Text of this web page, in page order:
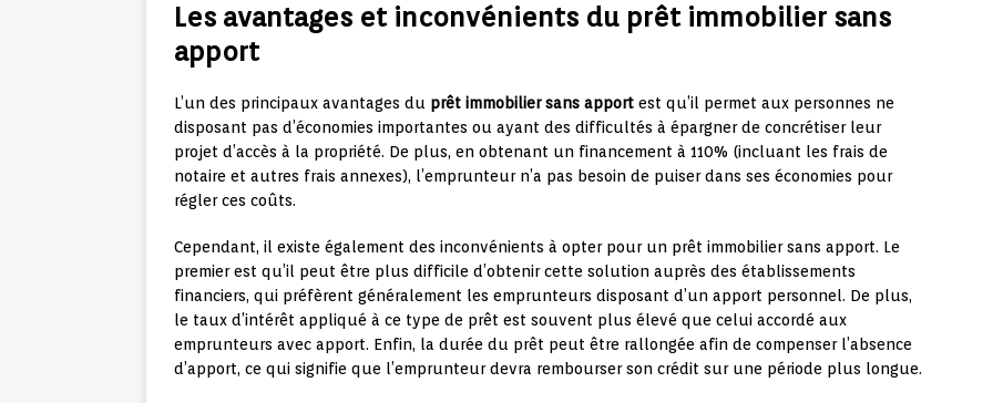
Les avantages et inconvénients du prêt immobilier sans
apport
L’un des principaux avantages du prêt immobilier sans apport est qu’il permet aux personnes ne
disposant pas d’économies importantes ou ayant des difficultés à épargner de concrétiser leur
projet d’accès à la propriété. De plus, en obtenant un financement à 110% (incluant les frais de
notaire et autres frais annexes), l’emprunteur n’a pas besoin de puiser dans ses économies pour
régler ces coûts.
Cependant, il existe également des inconvénients à opter pour un prêt immobilier sans apport. Le
premier est qu’il peut être plus difficile d’obtenir cette solution auprès des établissements
financiers, qui préfèrent généralement les emprunteurs disposant d’un apport personnel. De plus,
le taux d’intérêt appliqué à ce type de prêt est souvent plus élevé que celui accordé aux
emprunteurs avec apport. Enfin, la durée du prêt peut être rallongée afin de compenser l’absence
d’apport, ce qui signifie que l’emprunteur devra rembourser son crédit sur une période plus longue.